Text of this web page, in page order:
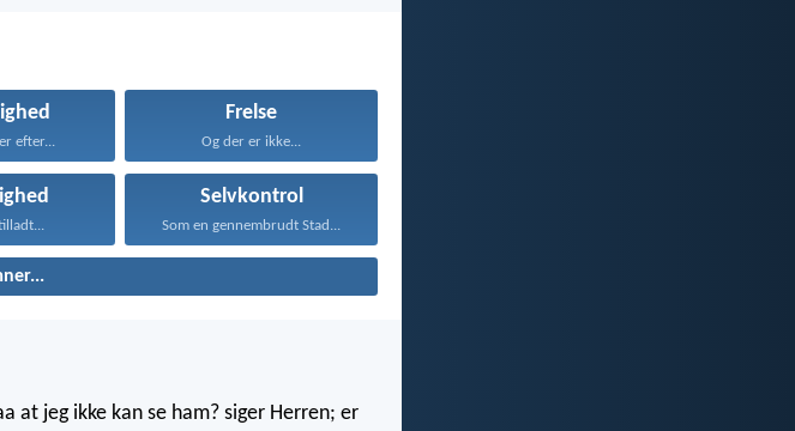
efter...
Frelse
Og der er ikke...
Selvkontrol
Som en gennembrudt Stad...
at jeg ikke kan se ham? siger Herren; er